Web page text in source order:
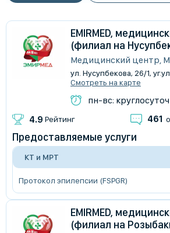
EMIRMED,
(филиал на
Медицинский центр,
ул. Нусупбекова, 26/1,
Смотреть на карте
пн-вс:
4.9 Рейтинг 461
Предоставляемые услуги
КТ и МРТ
Протокол эпилепсии (FSPGR)
EMIRMED,
(филиал на